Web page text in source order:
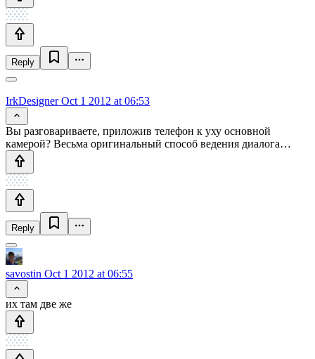
Reply
IrkDesignerOct 1 2012 at 06:53
Вы разговариваете, приложив телефон к уху основной
камерой? Весьма оригинальный способ ведения диалога…
Reply
savostin Oct 1 2012 at 06:55
их там две же